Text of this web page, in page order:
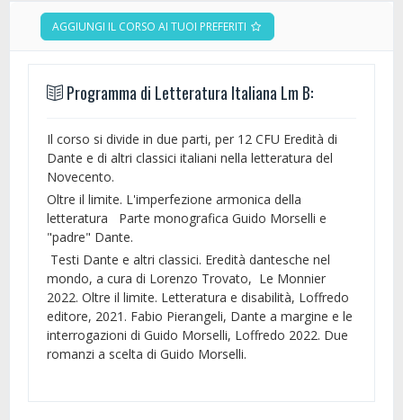
AGGIUNGI IL CORSO AI TUOI PREFERITI
Programma di Letteratura Italiana Lm B:
Il corso si divide in due parti, per 12 CFU Eredità di
Dante e di altri classici italiani nella letteratura del
Novecento.
Oltre il limite. L'imperfezione armonica della
letteratura Parte monografica Guido Morselli e
"padre" Dante.
Testi Dante e altri classici. Eredità dantesche nel
mondo, a cura di Lorenzo Trovato, Le Monnier
2022. Oltre il limite. Letteratura e disabilità, Loffredo
editore, 2021. Fabio Pierangeli, Dante a margine e le
interrogazioni di Guido Morselli, Loffredo 2022. Due
romanzi a scelta di Guido Morselli.